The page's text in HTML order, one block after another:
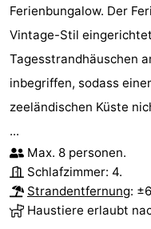
Oosterschelde
Burgh
Haamstede
-
Natur
Kop
van
Schouwen
Walcheren
-
Veere
-
Natur
Oranjezon
-
Oostkapelle
-
Ferienbungalow. Der
Vintage-Stil
Tagesstrandhäuschen
inbegriffen, sodass
zeeländischen Küste
...
Max. 8 personen.
Schlafzimmer: 4.
Strandentfernung:
Haustiere erlaubt